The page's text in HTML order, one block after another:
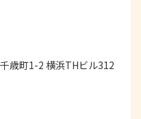
歳町1-2 横浜THビル312